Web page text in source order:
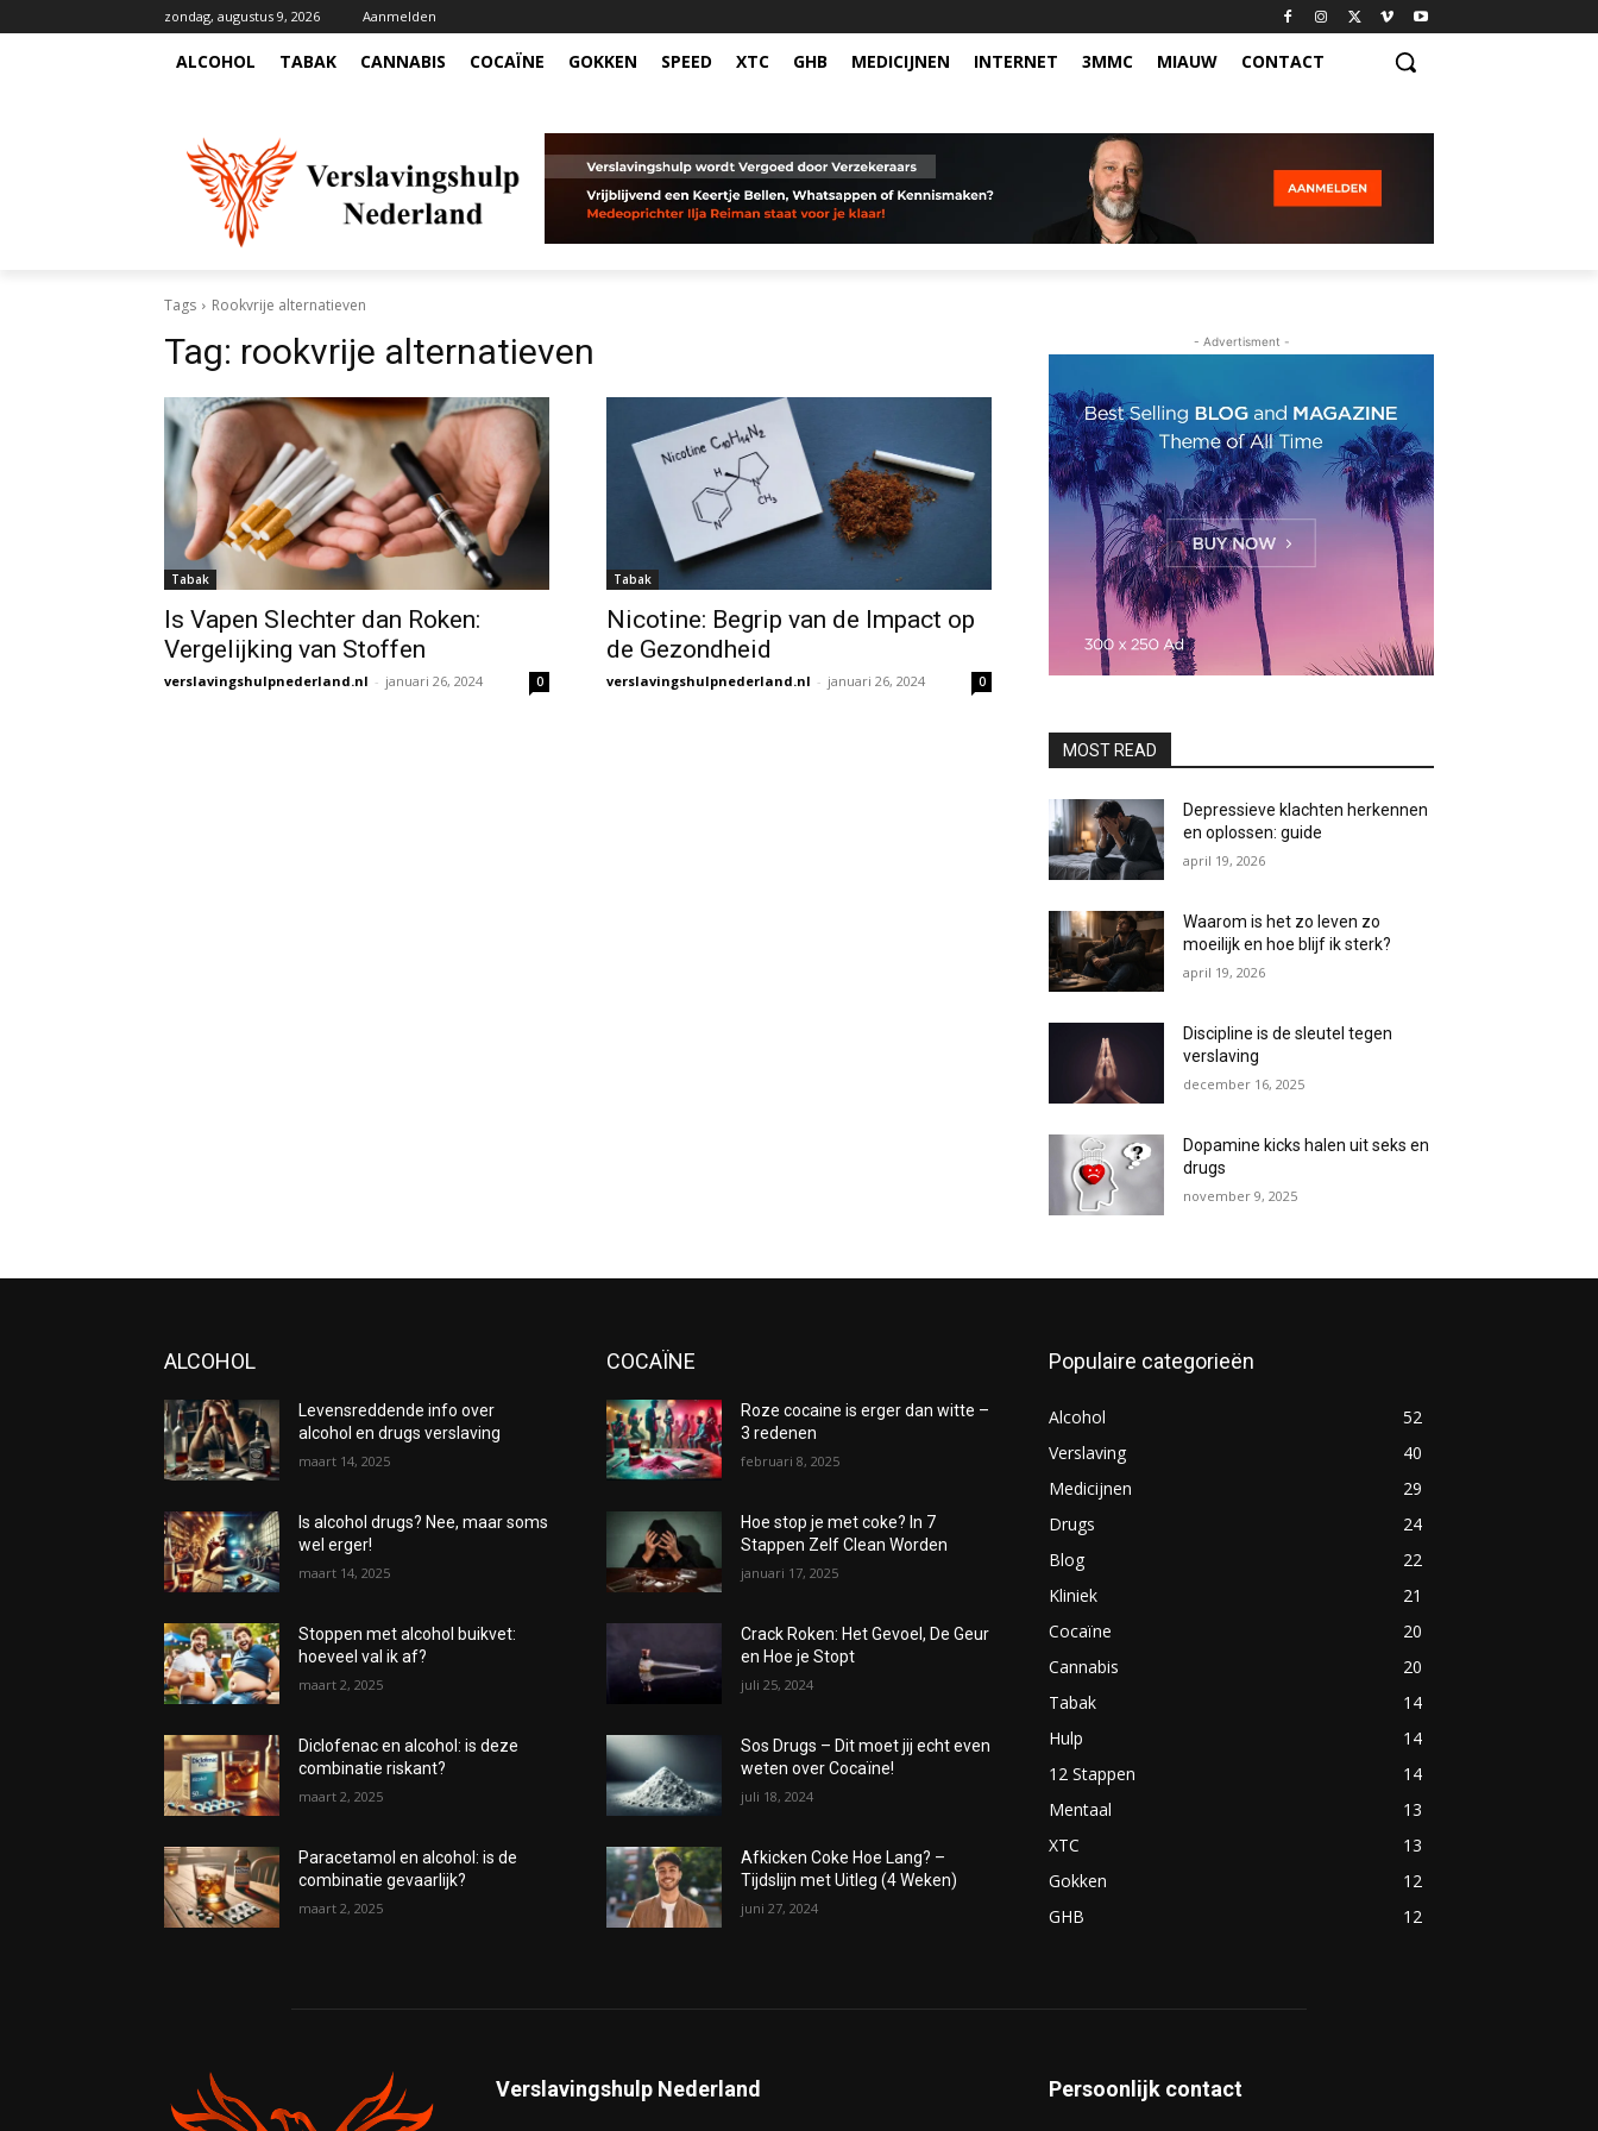
zondag, augustus 9, 2026 Aanmelden
ALCOHOL TABAK CANNABIS COCAÏNE GOKKEN SPEED XTC GHB MEDICIJNEN INTERNET 3MMC MIAUW CONTACT
Tags Rookvrije alternatieven
Tag: rookvrije alternatieven
Tabak
Is Vapen Slechter dan Roken:
Vergelijking van Stoffen
verslavingshulpnederland.nl - januari 26, 2024 0
Tabak
Nicotine: Begrip van de Impact op
de Gezondheid
verslavingshulpnederland.nl - januari 26, 2024 0
- Advertisment -
MOST READ
Depressieve klachten herkennen
en oplossen: guide
april 19, 2026
Waarom is het zo leven zo
moeilijk en hoe blijf ik sterk?
april 19, 2026
Discipline is de sleutel tegen
verslaving
december 16, 2025
Dopamine kicks halen uit seks en
drugs
november 9, 2025
ALCOHOL
Levensreddende info over
alcohol en drugs verslaving
maart 14, 2025
Is alcohol drugs? Nee, maar soms
wel erger!
maart 14, 2025
Stoppen met alcohol buikvet:
hoeveel val ik af?
maart 2, 2025
Diclofenac en alcohol: is deze
combinatie riskant?
maart 2, 2025
Paracetamol en alcohol: is de
combinatie gevaarlijk?
maart 2, 2025
COCAÏNE
Roze cocaine is erger dan witte –
3 redenen
februari 8, 2025
Hoe stop je met coke? In 7
Stappen Zelf Clean Worden
januari 17, 2025
Crack Roken: Het Gevoel, De Geur
en Hoe je Stopt
juli 25, 2024
Sos Drugs – Dit moet jij echt even
weten over Cocaïne!
juli 18, 2024
Afkicken Coke Hoe Lang? –
Tijdslijn met Uitleg (4 Weken)
juni 27, 2024
Populaire categorieën
Alcohol
52
Verslaving
40
Medicijnen
29
Drugs
24
Blog
22
Kliniek
21
Cocaïne
20
Cannabis
20
Tabak
14
Hulp
14
12 Stappen
14
Mentaal
13
XTC
13
Gokken
12
GHB
12
Verslavingshulp Nederland Persoonlijk contact